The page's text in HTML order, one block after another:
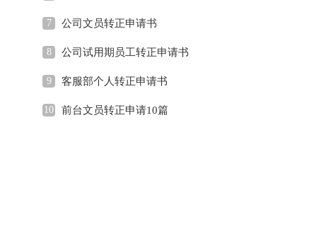
7 公司文员转正申请书
8 公司试用期员工转正申请书
9 客服部个人转正申请书
10 前台文员转正申请10篇